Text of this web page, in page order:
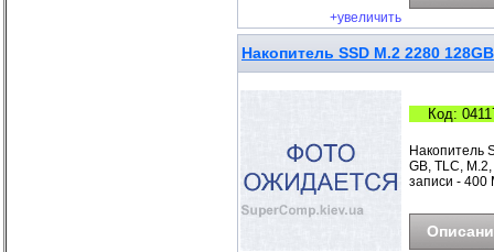
+увеличить
Накопитель SSD M.2 2280
Код:
Накопитель
GB, TLC,
записи - 400